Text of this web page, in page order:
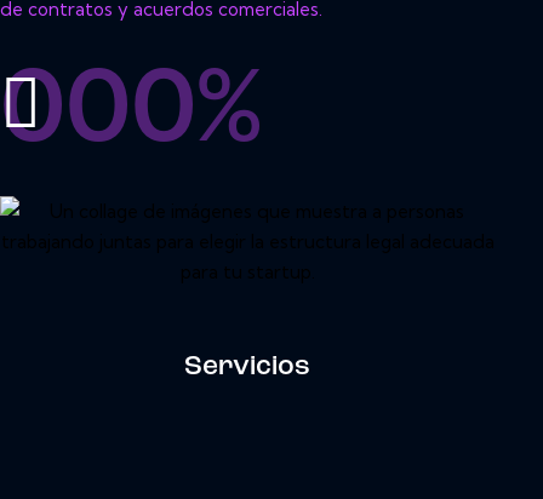
de contratos y acuerdos comerciales.
000%
Servicios